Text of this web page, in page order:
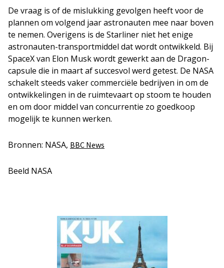
De vraag is of de mislukking gevolgen heeft voor de
plannen om volgend jaar astronauten mee naar boven
te nemen. Overigens is de Starliner niet het enige
astronauten-transportmiddel dat wordt ontwikkeld. Bij
SpaceX van Elon Musk wordt gewerkt aan de Dragon-
capsule die in maart af succesvol werd getest. De NASA
schakelt steeds vaker commerciële bedrijven in om de
ontwikkelingen in de ruimtevaart op stoom te houden
en om door middel van concurrentie zo goedkoop
mogelijk te kunnen werken.
Bronnen: NASA, BBC News
Beeld NASA